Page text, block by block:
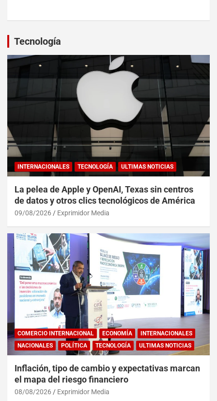
Tecnología
INTERNACIONALES TECNOLOGÍA ULTIMAS NOTICIAS
La pelea de Apple y OpenAI, Texas sin centros
de datos y otros clics tecnológicos de América
09/08/2026 Exprimidor Media
COMERCIO INTERNACIONAL ECONOMÍA
INTERNACIONALES
NACIONALES
POLÍTICA TECNOLOGÍA ULTIMAS NOTICIAS
Inflación, tipo de cambio y expectativas marcan
el mapa del riesgo financiero
08/08/2026 Exprimidor Media